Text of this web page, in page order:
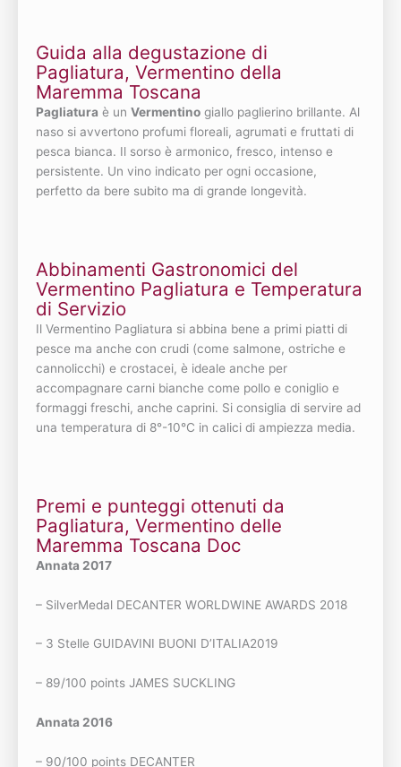
Guida alla degustazione di
Pagliatura, Vermentino della
Maremma Toscana
Pagliatura è un Vermentino giallo paglierino brillante. Al
naso si avvertono profumi floreali, agrumati e fruttati di
pesca bianca. Il sorso è armonico, fresco, intenso e
persistente. Un vino indicato per ogni occasione,
perfetto da bere subito ma di grande longevità.
Abbinamenti Gastronomici del
Vermentino Pagliatura e Temperatura
di Servizio
Il Vermentino Pagliatura si abbina bene a primi piatti di
pesce ma anche con crudi (come salmone, ostriche e
cannolicchi) e crostacei, è ideale anche per
accompagnare carni bianche come pollo e coniglio e
formaggi freschi, anche caprini. Si consiglia di servire ad
una temperatura di 8°-10°C in calici di ampiezza media.
Premi e punteggi ottenuti da
Pagliatura, Vermentino delle
Maremma Toscana Doc
Annata 2017
– SilverMedal DECANTER WORLDWINE AWARDS 2018
– 3 Stelle GUIDAVINI BUONI D’ITALIA2019
– 89/100 points JAMES SUCKLING
Annata 2016
– 90/100 points DECANTER